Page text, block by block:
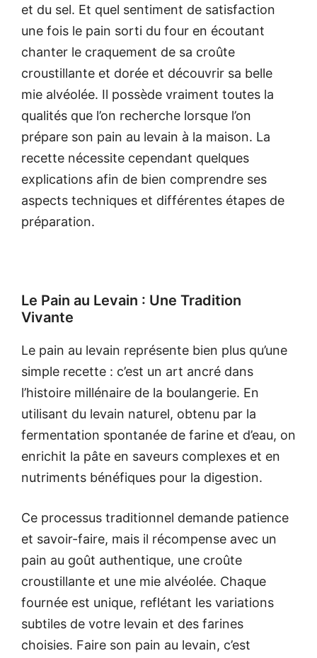
et du sel. Et quel sentiment de satisfaction
une fois le pain sorti du four en écoutant
chanter le craquement de sa croûte
croustillante et dorée et découvrir sa belle
mie alvéolée. Il possède vraiment toutes la
qualités que l’on recherche lorsque l’on
prépare son pain au levain à la maison. La
recette nécessite cependant quelques
explications afin de bien comprendre ses
aspects techniques et différentes étapes de
préparation.
Le Pain au Levain : Une Tradition
Vivante
Le pain au levain représente bien plus qu’une
simple recette : c’est un art ancré dans
l’histoire millénaire de la boulangerie. En
utilisant du levain naturel, obtenu par la
fermentation spontanée de farine et d’eau, on
enrichit la pâte en saveurs complexes et en
nutriments bénéfiques pour la digestion.
Ce processus traditionnel demande patience
et savoir-faire, mais il récompense avec un
pain au goût authentique, une croûte
croustillante et une mie alvéolée. Chaque
fournée est unique, reflétant les variations
subtiles de votre levain et des farines
choisies. Faire son pain au levain, c’est